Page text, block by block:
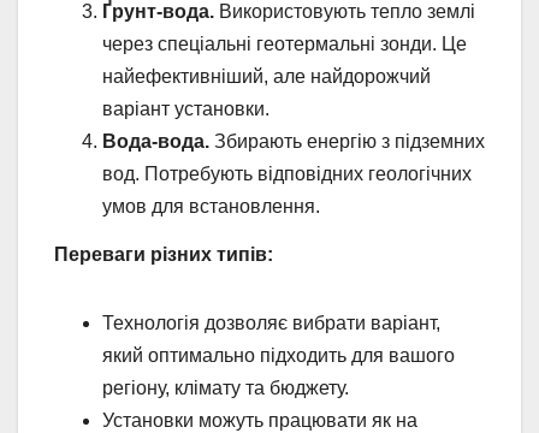
Ґрунт-вода. Використовують тепло землі
через спеціальні геотермальні зонди. Це
найефективніший, але найдорожчий
варіант установки.
Вода-вода. Збирають енергію з підземних
вод. Потребують відповідних геологічних
умов для встановлення.
Переваги різних типів:
Технологія дозволяє вибрати варіант,
який оптимально підходить для вашого
регіону, клімату та бюджету.
Установки можуть працювати як на